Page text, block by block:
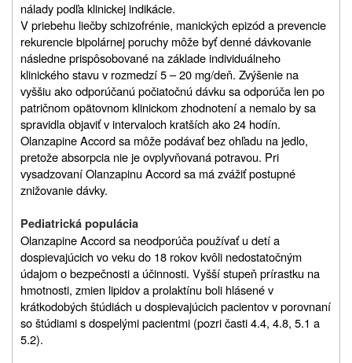
nálady podľa klinickej indikácie.
V priebehu liečby schizofrénie, manických epizód a prevencie
rekurencie bipolárnej poruchy môže byť denné dávkovanie
následne prispôsobované na základe individuálneho
klinického stavu v rozmedzí 5 – 20 mg/deň. Zvýšenie na
vyššiu ako odporúčanú počiatočnú dávku sa odporúča len po
patričnom opätovnom klinickom zhodnotení a nemalo by sa
spravidla objaviť v intervaloch kratších ako 24 hodín.
Olanzapine Accord sa môže podávať bez ohľadu na jedlo,
pretože absorpcia nie je ovplyvňovaná potravou. Pri
vysadzovaní Olanzapinu Accord sa má zvážiť postupné
znižovanie dávky.
Pediatrická populácia
Olanzapine Accord sa neodporúča používať u detí a
dospievajúcich vo veku do 18 rokov kvôli nedostatočným
údajom o bezpečnosti a účinnosti. Vyšší stupeň prírastku na
hmotnosti, zmien lipidov a prolaktínu boli hlásené v
krátkodobých štúdiách u dospievajúcich pacientov v porovnaní
so štúdiami s dospelými pacientmi (pozri časti 4.4, 4.8, 5.1 a
5.2).